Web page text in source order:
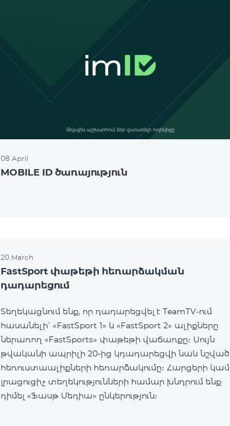
08 April
MOBILE ID ծառայություն
20 March
FastSport փաթեթի հեռարձակման
դադարեցում
Տեղեկացնում ենք, որ դադարեցվել է TeamTV-ում
հասանելի՝ «FastSport 1» և «FastSport 2» ալիքները
ներառող «FastSports» փաթեթի վաճառքը։ Սույն
թվականի ապրիլի 20-ից կդադարեցվի նաև նշված
հեռուստաալիքների հեռարձակումը։ Հարցերի կամ
լրացուցիչ տեղեկությունների համար խնդրում ենք
դիմել «Ֆասթ Մեդիա» ընկերություն։